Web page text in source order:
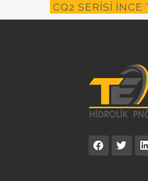
CQ2 SERISI İNCE